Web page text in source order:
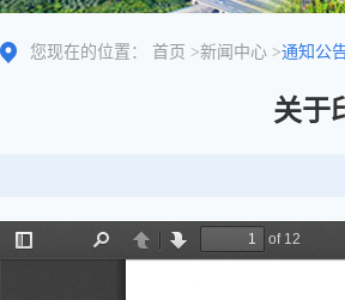
您现在的位置： 首页 >新闻中心 >通知公
关于